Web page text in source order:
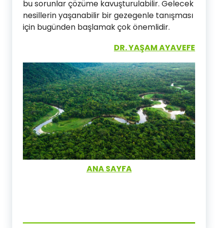
bu sorunlar çözüme kavuşturulabilir. Gelecek
nesillerin yaşanabilir bir gezegenle tanışması
için bugünden başlamak çok önemlidir.
DR. YAŞAM AYAVEFE
ANA SAYFA